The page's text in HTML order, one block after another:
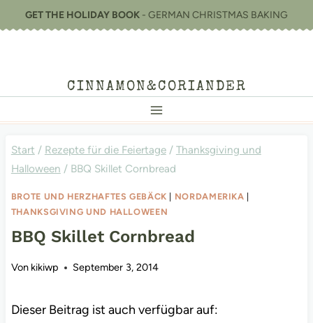
Inhalt
GET THE HOLIDAY BOOK - GERMAN CHRISTMAS BAKING
CINNAMON&CORIANDER
Start / Rezepte für die Feiertage / Thanksgiving und
Halloween / BBQ Skillet Cornbread
BROTE UND HERZHAFTES GEBÄCK | NORDAMERIKA |
THANKSGIVING UND HALLOWEEN
BBQ Skillet Cornbread
Von kikiwp September 3, 2014
Dieser Beitrag ist auch verfügbar auf: